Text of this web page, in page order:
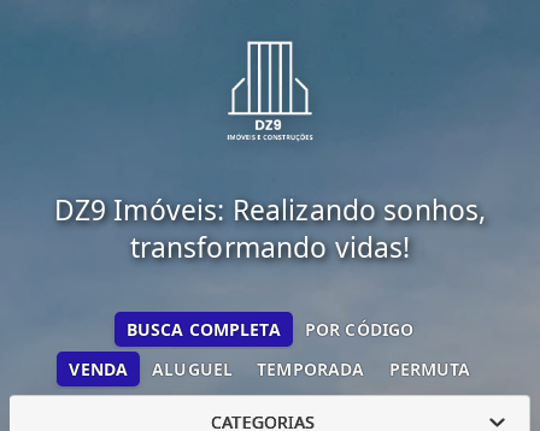
DZ9 Imóveis: Realizando sonhos,
transformando vidas!
VENDA ALUGUEL TEMPORADA PERMUTA
BUSCA COMPLETA POR CÓDIGO
CATEGORIAS